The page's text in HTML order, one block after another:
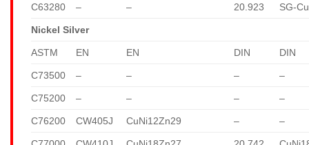
C63280 – – 20.923 SG-
Nickel Silver
ASTM EN EN DIN DIN
C73500 – – – –
C75200 – – – –
C76200 CW405J CuNi12Zn29 – –